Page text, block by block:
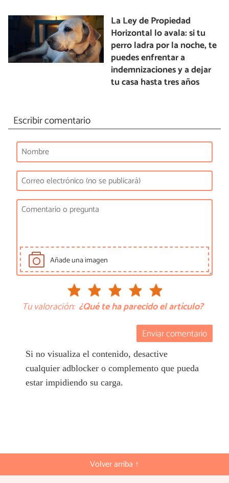
La Ley de Propiedad
Horizontal lo avala: si tu
perro ladra por la noche, te
puedes enfrentar a
indemnizaciones y a dejar
tu casa hasta tres años
Escribir comentario
Añade una imagen
Tu valoración: ¿Qué te ha parecido el artículo?
Enviar comentario
Si no visualiza el contenido, desactive
cualquier adblocker o complemento que pueda
estar impidiendo su carga.
Volver arriba ↑